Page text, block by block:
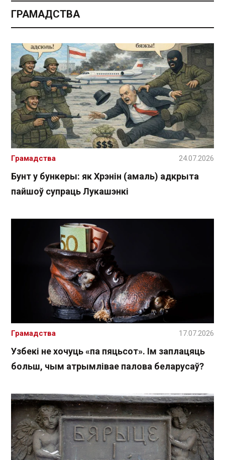
ГРАМАДСТВА
Бунт у бункеры: як Хрэнін (амаль) адкрыта
пайшоў супраць Лукашэнкі
Грамадства 24.07.2026
Узбекі не хочуць «па пяцьсот». Ім заплацяць
больш, чым атрымлівае палова беларусаў?
Грамадства 17.07.2026